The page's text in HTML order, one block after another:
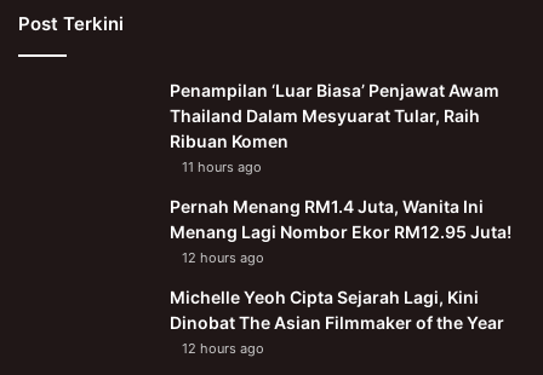
Post Terkini
Penampilan ‘Luar Biasa’ Penjawat Awam
Thailand Dalam Mesyuarat Tular, Raih
Ribuan Komen
11 hours ago
Pernah Menang RM1.4 Juta, Wanita Ini
Menang Lagi Nombor Ekor RM12.95 Juta!
12 hours ago
Michelle Yeoh Cipta Sejarah Lagi, Kini
Dinobat The Asian Filmmaker of the Year
12 hours ago